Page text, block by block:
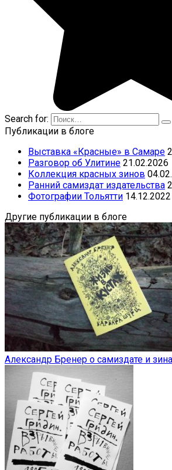
Search for:
Публикации в блоге
Выставка «Красные» в Самаре
Разговор об Улитине 21.02.2026
Коллекция красных зинов
Ранний самиздат издательства
Фотографии Тольятти 14.12.2022
Другие публикации в блоге
Александр Бренер о самиздате и